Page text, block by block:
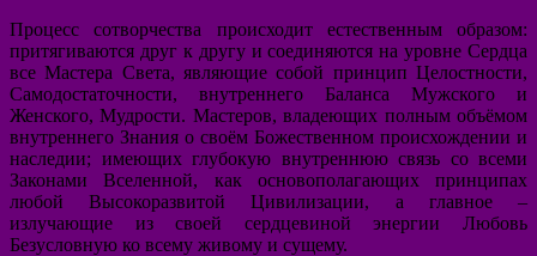
Процесс сотворчества происходит естественным образом:
притягиваются друг к другу и соединяются на уровне Сердца
все Мастера Света, являющие собой принцип Целостности,
Самодостаточности, внутреннего Баланса Мужского и
Женского, Мудрости. Мастеров, владеющих полным объёмом
внутреннего Знания о своём Божественном происхождении и
наследии; имеющих глубокую внутреннюю связь со всеми
Законами Вселенной, как основополагающих принципах
любой Высокоразвитой Цивилизации, а главное –
излучающие из своей сердцевиной энергии Любовь
Безусловную ко всему живому и сущему.